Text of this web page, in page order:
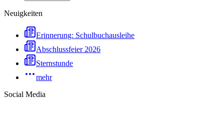
Neuigkeiten
Erinnerung: Schulbuchausleihe
Abschlussfeier 2026
Sternstunde
mehr
Social Media